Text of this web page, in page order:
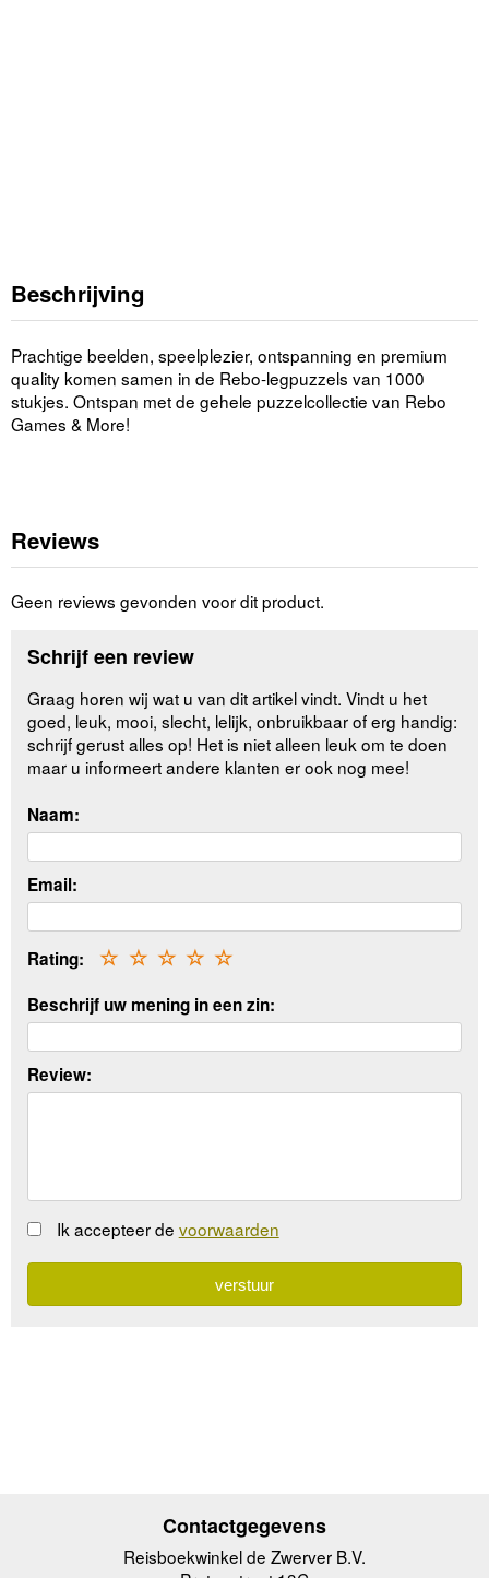
Beschrijving
Prachtige beelden, speelplezier, ontspanning en premium
quality komen samen in de Rebo-legpuzzels van 1000
stukjes. Ontspan met de gehele puzzelcollectie van Rebo
Games & More!
Reviews
Geen reviews gevonden voor dit product.
Schrijf een review
Graag horen wij wat u van dit artikel vindt. Vindt u het
goed, leuk, mooi, slecht, lelijk, onbruikbaar of erg handig:
schrijf gerust alles op! Het is niet alleen leuk om te doen
maar u informeert andere klanten er ook nog mee!
Naam:
Email:
Rating: ☆
☆
☆
☆
☆
Beschrijf uw mening in een zin:
Review:
Ik accepteer de voorwaarden
Contactgegevens
Reisboekwinkel de Zwerver B.V.